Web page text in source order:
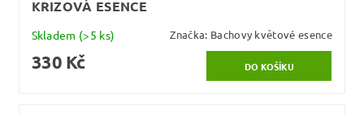
KRIZOVÁ ESENCE
Skladem (>5 ks) Značka: Bachovy květové esence
330 Kč